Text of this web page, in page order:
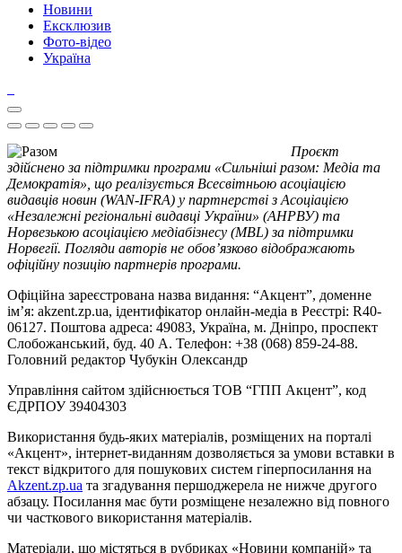
Новини
Ексклюзив
Фото-відео
Україна
Проєкт
здійснено за підтримки програми «Сильніші разом: Медіа та
Демократія», що реалізується Всесвітньою асоціацією
видавців новин (WAN-IFRA) у партнерстві з Асоціацією
«Незалежні регіональні видавці України» (АНРВУ) та
Норвезькою асоціацією медіабізнесу (MBL) за підтримки
Норвегії. Погляди авторів не обов’язково відображають
офіційну позицію партнерів програми.
Офіційна зареєстрована назва видання: “Акцент”, доменне
ім’я: akzent.zp.ua, ідентифікатор онлайн-медіа в Реєстрі: R40-
06127. Поштова адреса: 49083, Україна, м. Дніпро, проспект
Слобожанський, буд. 40 А. Телефон: +38 (068) 859-24-88.
Головний редактор Чубукін Олександр
Управління сайтом здійснюється ТОВ “ГПП Акцент”, код
ЄДРПОУ 39404303
Використання будь-яких матеріалів, розміщених на порталі
«Акцент», інтернет-виданням дозволяється за умови вставки в
текст відкритого для пошукових систем гіперпосилання на
Akzent.zp.ua та згадування першоджерела не нижче другого
абзацу. Посилання має бути розміщене незалежно від повного
чи часткового використання матеріалів.
Матеріали, що містяться в рубриках «Новини компаній» та